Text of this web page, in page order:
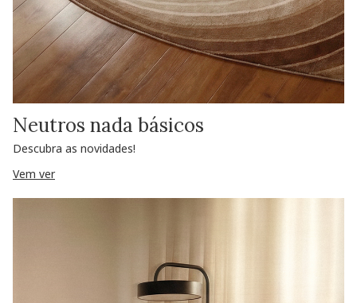
Neutros nada básicos
Descubra as novidades!
Vem ver